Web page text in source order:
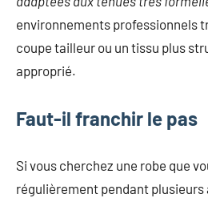
environnements professionnels
coupe tailleur ou un tissu plus
approprié.
Faut-il franchir le pas
Si vous cherchez une robe que
régulièrement pendant plusieurs